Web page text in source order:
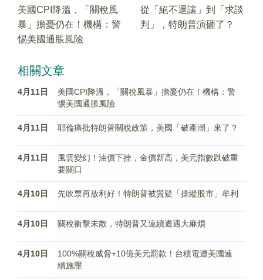
美國CPI降溫，「關稅風
暴」擔憂仍在！機構：警
惕美國通脹風險
從「絕不退讓」到「求談
判」，特朗普演砸了？
相關文章
4月11日
美國CPI降溫，「關稅風暴」擔憂仍在！機構：警
惕美國通脹風險
4月11日 耶倫痛批特朗普關稅政策，美國「破產潮」來了？
4月11日
風雲變幻！油價下挫，金價新高，美元指數跌破重
要關口
4月10日 先吹票再放利好！特朗普被質疑「操縱股市」牟利
4月10日 關稅衝擊未散，特朗普又連續遭遇大麻煩
4月10日
100%關稅威脅+10億美元罰款！台積電遭美國連
續施壓